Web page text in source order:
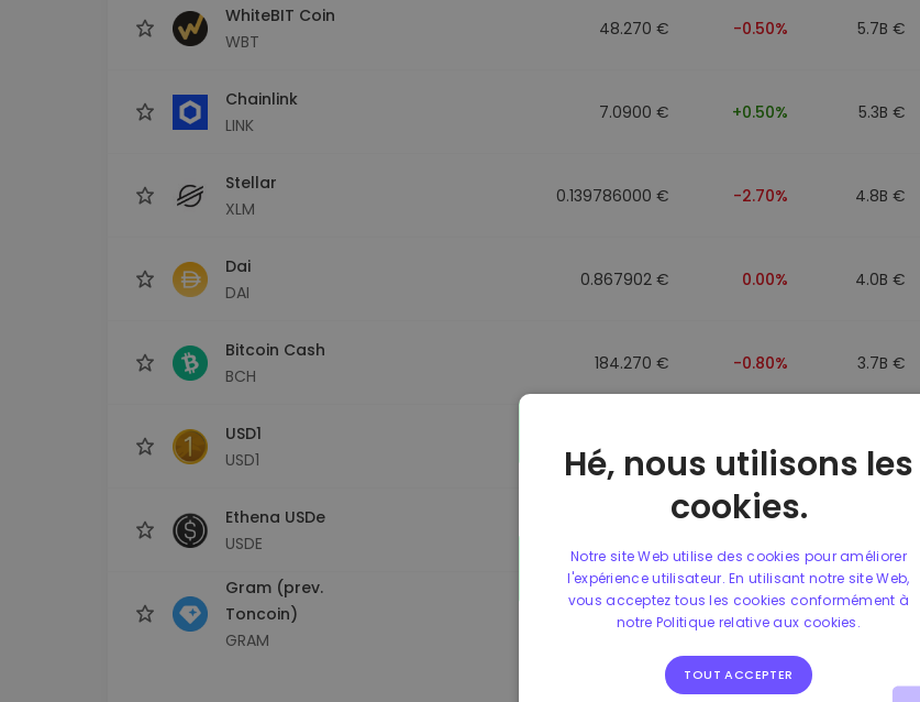
WhiteBIT Coin
WBT
48.270 € -0.50% 5.7B €
Chainlink
LINK
7.0900 € +0.50% 5.3B €
Stellar
XLM
0.139786000 € -2.70% 4.8B €
Dai
DAI
0.867902 € 0.00% 4.0B €
Bitcoin Cash
BCH
184.270 € -0.80% 3.7B €
USD1
USD1
0.867510 € 0.00% 3.5B €
Ethena USDe
USDE
Gram (prev.
Toncoin)
GRAM
1.190000 € -2.10%
Hé, nous utilisons les
cookies.
Notre site Web utilise des cookies pour améliorer
l'expérience utilisateur. En utilisant notre site Web,
vous acceptez tous les cookies conformément à
notre Politique relative aux cookies.
TOUT ACCEPTER